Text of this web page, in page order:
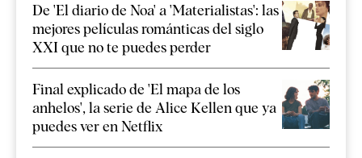
De 'El diario de Noa' a 'Materialistas': las
mejores películas románticas del siglo
XXI que no te puedes perder
Final explicado de 'El mapa de los
anhelos', la serie de Alice Kellen que ya
puedes ver en Netflix